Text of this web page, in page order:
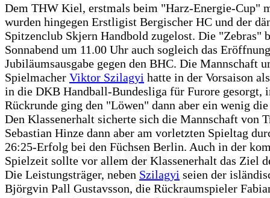
Dem THW Kiel, erstmals beim "Harz-Energie-Cup"
wurden hingegen Erstligist Bergischer HC und der
Spitzenclub Skjern Handbold zugelost. Die "Zebras"
Sonnabend um 11.00 Uhr auch sogleich das
Jubiläumsausgabe gegen den BHC. Die Mannschaft
Spielmacher Viktor Szilagyi hatte in der Vorsaison
in die DKB Handball-Bundesliga für Furore gesorgt,
Rückrunde ging den "Löwen" dann aber ein wenig
Den Klassenerhalt sicherte sich die Mannschaft von
Sebastian Hinze dann aber am vorletzten Spieltag
26:25-Erfolg bei den Füchsen Berlin. Auch in der
Spielzeit sollte vor allem der Klassenerhalt das Ziel
Die Leistungsträger, neben Szilagyi seien der
Björgvin Pall Gustavsson, die Rückraumspieler